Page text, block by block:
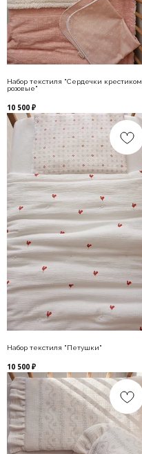
Набор текстиля "Сердечки крестиком
розовые"
10 500 ₽
Набор текстиля "Петушки"
10 500 ₽